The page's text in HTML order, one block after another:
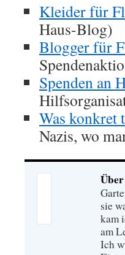
Kleider für
Haus-Blog)
Blogger für
Spenden an
Was konkret
Nazis, wo
sie
kam
am
Ich